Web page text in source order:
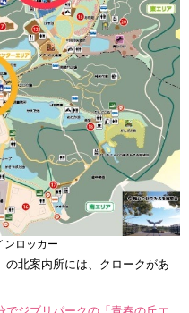
ンロッカー
北案内所には、クロークがあ